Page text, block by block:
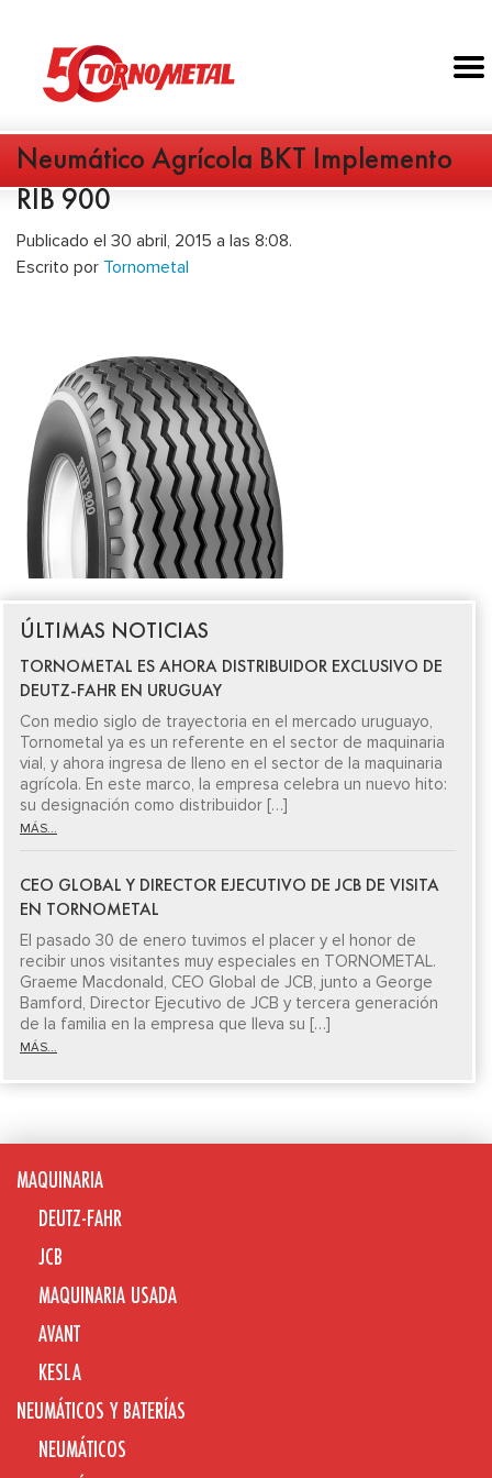
Neumático Agrícola BKT Implemento
RIB 900
Publicado el 30 abril, 2015 a las 8:08.
Escrito por Tornometal
ÚLTIMAS NOTICIAS
TORNOMETAL ES AHORA DISTRIBUIDOR EXCLUSIVO DE
DEUTZ-FAHR EN URUGUAY
Con medio siglo de trayectoria en el mercado uruguayo,
Tornometal ya es un referente en el sector de maquinaria
vial, y ahora ingresa de lleno en el sector de la maquinaria
agrícola. En este marco, la empresa celebra un nuevo hito:
su designación como distribuidor […]
MÁS...
CEO GLOBAL Y DIRECTOR EJECUTIVO DE JCB DE VISITA
EN TORNOMETAL
El pasado 30 de enero tuvimos el placer y el honor de
recibir unos visitantes muy especiales en TORNOMETAL.
Graeme Macdonald, CEO Global de JCB, junto a George
Bamford, Director Ejecutivo de JCB y tercera generación
de la familia en la empresa que lleva su […]
MÁS...
MAQUINARIA
DEUTZ-FAHR
JCB
MAQUINARIA USADA
AVANT
KESLA
NEUMÁTICOS Y BATERÍAS
NEUMÁTICOS